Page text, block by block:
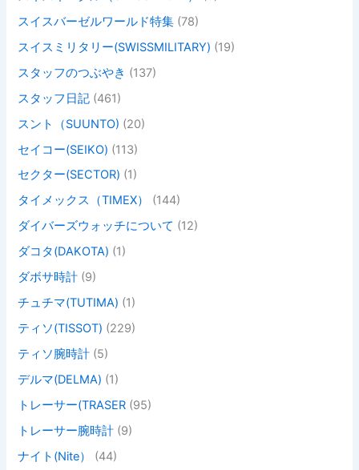
スイスバーゼルワールド特集 (78)
スイスミリタリー(SWISSMILITARY) (19)
スタッフのつぶやき (137)
スタッフ日記 (461)
スント（SUUNTO) (20)
セイコー(SEIKO) (113)
セクター(SECTOR) (1)
タイメックス（TIMEX）
(144)
ダイバーズウォッチについて (12)
ダコタ(DAKOTA) (1)
ダボサ時計 (9)
チュチマ(TUTIMA) (1)
ティソ(TISSOT) (229)
ティソ腕時計 (5)
デルマ(DELMA) (1)
トレーサー(TRASER (95)
トレーサー腕時計 (9)
ナイト(Nite）
(44)